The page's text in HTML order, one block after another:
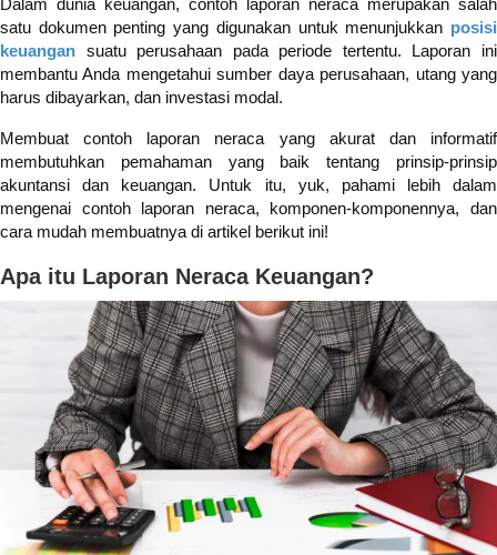
Dalam dunia keuangan, contoh laporan neraca merupakan salah
satu dokumen penting yang digunakan untuk menunjukkan posisi
keuangan suatu perusahaan pada periode tertentu. Laporan ini
membantu Anda mengetahui sumber daya perusahaan, utang yang
harus dibayarkan, dan investasi modal.
Membuat contoh laporan neraca yang akurat dan informatif
membutuhkan pemahaman yang baik tentang prinsip-prinsip
akuntansi dan keuangan. Untuk itu, yuk, pahami lebih dalam
mengenai contoh laporan neraca, komponen-komponennya, dan
cara mudah membuatnya di artikel berikut ini!
Apa itu Laporan Neraca Keuangan?